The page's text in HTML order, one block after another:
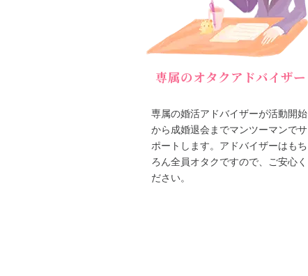
専属のオタクアドバイザー
専属の婚活アドバイザーが活動開始
から成婚退会までマンツーマンでサ
ポートします。アドバイザーはもち
ろん全員オタクですので、ご安心く
ださい。